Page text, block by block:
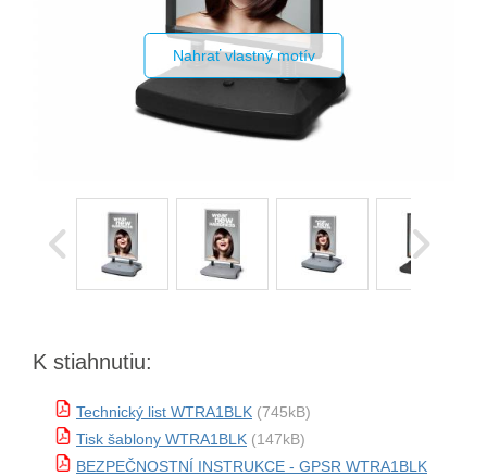
Nahrať vlastný motív
K stiahnutiu:
Technický list WTRA1BLK (745kB)
Tisk šablony WTRA1BLK (147kB)
BEZPEČNOSTNÍ INSTRUKCE - GPSR WTRA1BLK